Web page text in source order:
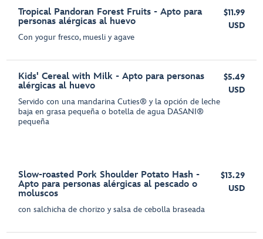
Tropical Pandoran Forest Fruits - Apto para
personas alérgicas al huevo
Con yogur fresco, muesli y agave
$11.99
USD
Kids' Cereal with Milk - Apto para personas
alérgicas al huevo
Servido con una mandarina Cuties® y la opción de leche
baja en grasa pequeña o botella de agua DASANI®
pequeña
$5.49
USD
Slow-roasted Pork Shoulder Potato Hash -
Apto para personas alérgicas al pescado o
moluscos
con salchicha de chorizo y salsa de cebolla braseada
$13.29
USD